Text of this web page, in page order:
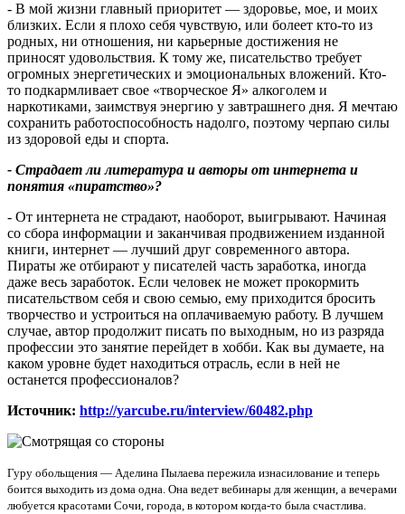
- В мой жизни главный приоритет — здоровье, мое, и моих
близких. Если я плохо себя чувствую, или болеет кто-то из
родных, ни отношения, ни карьерные достижения не
приносят удовольствия. К тому же, писательство требует
огромных энергетических и эмоциональных вложений. Кто-
то подкармливает свое «творческое Я» алкоголем и
наркотиками, заимствуя энергию у завтрашнего дня. Я мечтаю
сохранить работоспособность надолго, поэтому черпаю силы
из здоровой еды и спорта.
- Страдает ли литература и авторы от интернета и
понятия «пиратство»?
- От интернета не страдают, наоборот, выигрывают. Начиная
со сбора информации и заканчивая продвижением изданной
книги, интернет — лучший друг современного автора.
Пираты же отбирают у писателей часть заработка, иногда
даже весь заработок. Если человек не может прокормить
писательством себя и свою семью, ему приходится бросить
творчество и устроиться на оплачиваемую работу. В лучшем
случае, автор продолжит писать по выходным, но из разряда
профессии это занятие перейдет в хобби. Как вы думаете, на
каком уровне будет находиться отрасль, если в ней не
останется профессионалов?
Источник: http://yarcube.ru/interview/60482.php
Гуру обольщения — Аделина Пылаева пережила изнасилование и теперь
боится выходить из дома одна. Она ведет вебинары для женщин, а вечерами
любуется красотами Сочи, города, в котором когда-то была счастлива.